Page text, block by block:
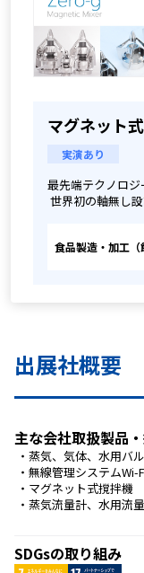
マグネット
実演あり
最先端テクノロジ
世界初の軸無し
食品製造・加工（
出展社概要
主な会社取扱製品
・蒸気、気体、水用バ
・無線管理システムWi-
・マグネット式撹拌機
・蒸気流量計、水用流
SDGsの取り組み